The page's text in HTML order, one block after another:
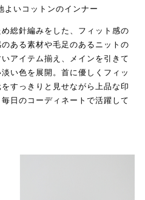
よいコットンのインナー
総針編みをした、フィット感の
ある素材や毛足のあるニットの
アイテム揃え、メインを引きて
い色を展開。首に優しくフィッ
すっきりと見せながら上品な印
日のコーディネートで活躍して